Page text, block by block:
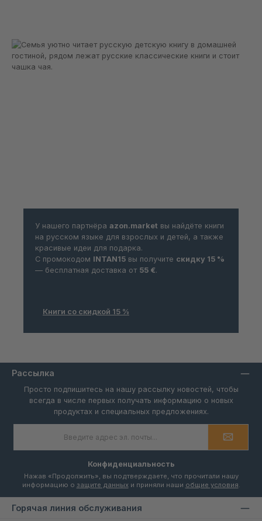
У нашего партнёра azon.market вы найдёте книги
на русском языке для взрослых и детей, а также
красивые идеи для подарка.
С промокодом INTAN15 вы получите скидку 15 %
— бесплатная доставка от 55 €.
Книги со скидкой 15 %
Рассылка
Просто подпишитесь на нашу рассылку новостей, чтобы
всегда в числе первых получать информацию о новых
продуктах и специальных предложениях.
Конфиденциальность
Нажав «Продолжить», вы подтверждаете, что прочитали нашу
информацию о защите данныхи приняли наши общие условия
Горячая линия обслуживания